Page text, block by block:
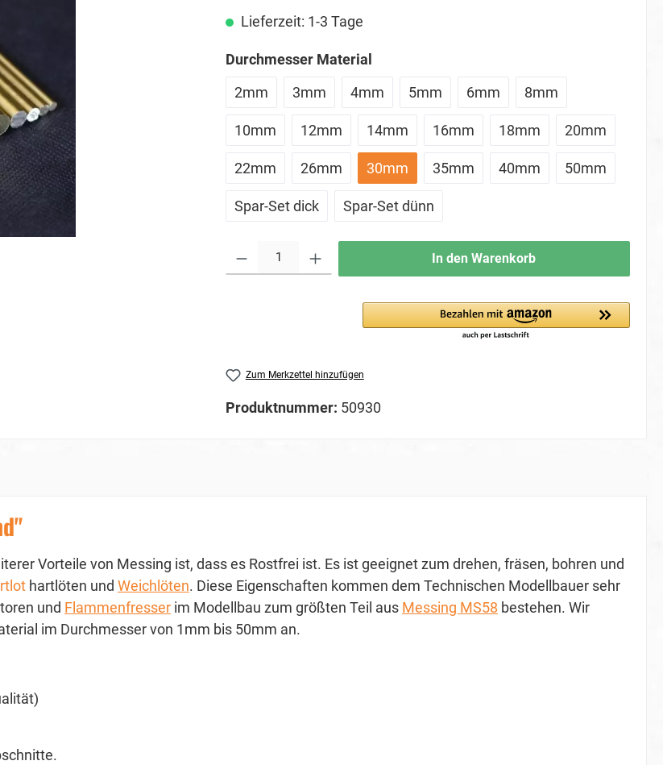
Lieferzeit: 1-3 Tage
Durchmesser Material auswählen
2mm
3mm 4mm 5mm 6mm 8mm
10mm 12mm 14mm 16mm 18mm 20mm
22mm 26mm 30mm 35mm 40mm 50mm
Spar-Set dick Spar-Set dünn
In den Warenkorb
Zum Merkzettel hinzufügen
Produktnummer: 50930
Vorteile von Messing ist, dass es Rostfrei ist. Es ist geeignet zum drehen, fräsen, bohren und
hartlöten und Weichlöten. Diese Eigenschaften kommen dem Technischen Modellbauer sehr
und Flammenfresser im Modellbau zum größten Teil aus Messing MS58 bestehen. Wir
im Durchmesser von 1mm bis 50mm an.